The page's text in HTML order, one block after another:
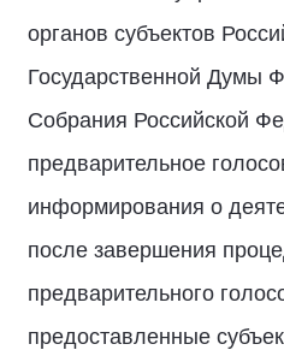
органов субъектов
Государственной Думы
Собрания Российской
предварительное
информирования о
после завершения
предварительного
предоставленные